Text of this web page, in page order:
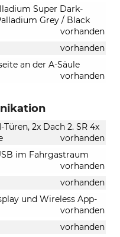
Super Dark-
Grey / Black
vorhanden
vorhanden
an der A-Säule
vorhanden
2x Dach 2. SR 4x
vorhanden
im Fahrgastraum
vorhanden
vorhanden
und Wireless App-
vorhanden
vorhanden